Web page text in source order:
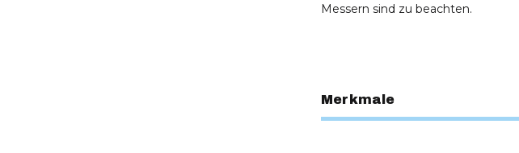
Messern sind zu beachten.
Merkmale